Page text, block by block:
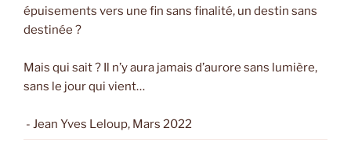
épuisements vers une fin sans finalité, un destin sans
destinée ?
Mais qui sait ? Il n’y aura jamais d’aurore sans lumière,
sans le jour qui vient…
- Jean Yves Leloup, Mars 2022